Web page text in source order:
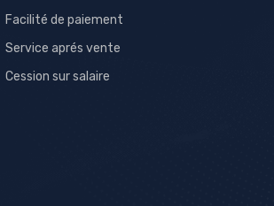
Facilité de paiement
Service aprés vente
Cession sur salaire